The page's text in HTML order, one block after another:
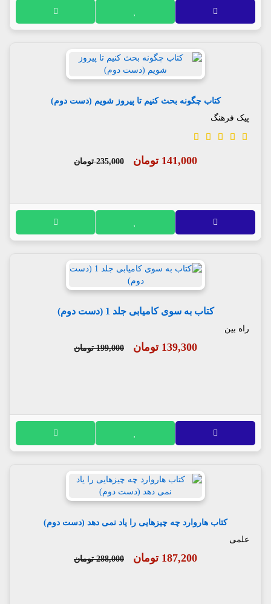
کتاب چگونه بحث کنیم تا پیروز شویم (دست دوم)
پیک فرهنگ
141,000 تومان 235,000 تومان
کتاب به سوی کامیابی جلد 1 (دست دوم)
راه بین
139,300 تومان 199,000 تومان
کتاب هاروارد چه چیزهایی را یاد نمی دهد (دست دوم)
علمی
187,200 تومان 288,000 تومان